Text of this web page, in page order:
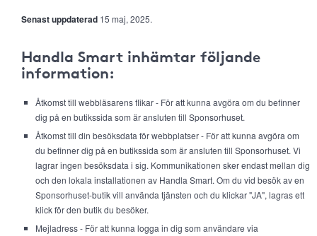
Senast uppdaterad 15 maj, 2025.
Handla Smart inhämtar följande
information:
Åtkomst till webbläsarens flikar - För att kunna avgöra om du befinner
dig på en butikssida som är ansluten till Sponsorhuset.
Åtkomst till din besöksdata för webbplatser - För att kunna avgöra om
du befinner dig på en butikssida som är ansluten till Sponsorhuset. Vi
lagrar ingen besöksdata i sig. Kommunikationen sker endast mellan dig
och den lokala installationen av Handla Smart. Om du vid besök av en
Sponsorhuset-butik vill använda tjänsten och du klickar "JA", lagras ett
klick för den butik du besöker.
Mejladress - För att kunna logga in dig som användare via